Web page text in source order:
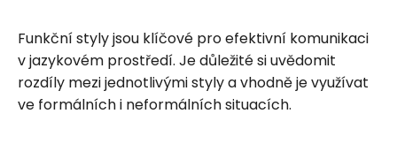
Funkční styly jsou klíčové pro efektivní komunikaci
v jazykovém prostředí. Je důležité si uvědomit
rozdíly mezi jednotlivými styly a vhodně je využívat
ve formálních i neformálních situacích.